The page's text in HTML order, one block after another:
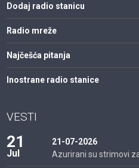
Dodaj radio stanicu
Radio mreže
Najčešća pitanja
Inostrane radio stanice
VESTI
21
Jul
21-07-2026
Azurirani su strimovi za: